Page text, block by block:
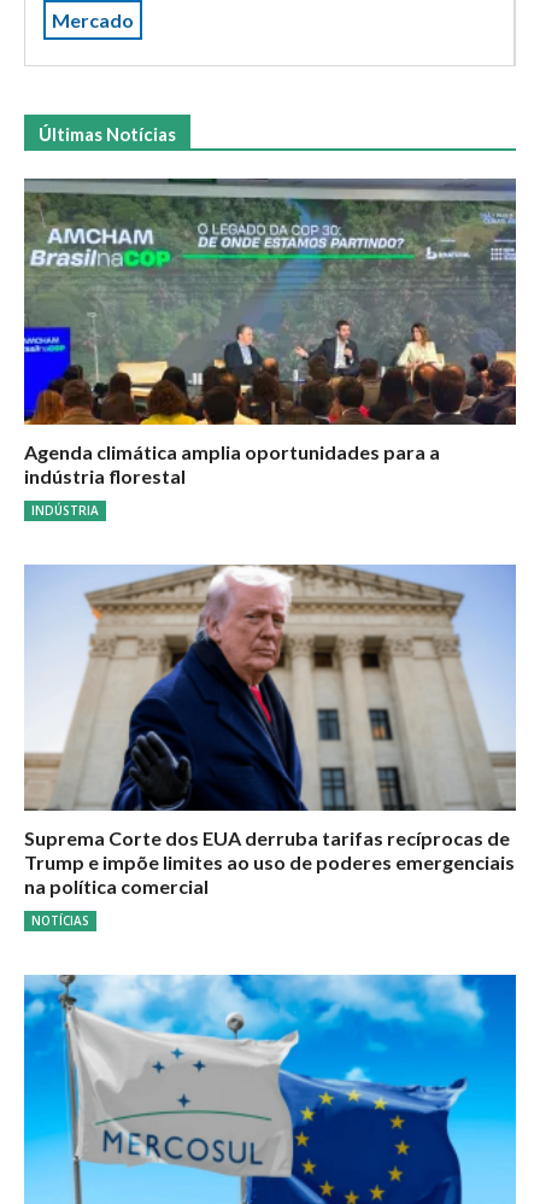
Mercado
Últimas Notícias
Agenda climática amplia oportunidades para a
indústria florestal
INDÚSTRIA
Suprema Corte dos EUA derruba tarifas recíprocas de
Trump e impõe limites ao uso de poderes emergenciais
na política comercial
NOTÍCIAS